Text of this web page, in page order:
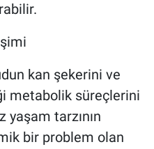
kan şekerini ve
metabolik süreçlerini
tarzının
bir problem olan